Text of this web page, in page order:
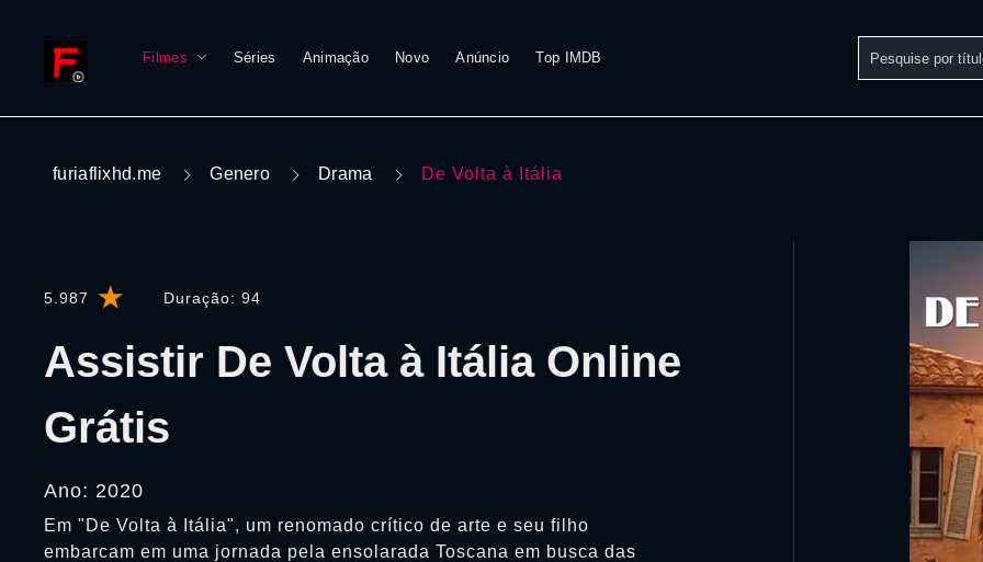
Filmes Séries Animação Novo Anúncio Top IMDB
furiaflixhd.me Genero Drama De Volta à Itália
5.987 Duração: 94
Assistir De Volta à Itália Online
Grátis
Ano: 2020
Em "De Volta à Itália", um renomado crítico de arte e seu filho
embarcam em uma jornada pela ensolarada Toscana em busca das